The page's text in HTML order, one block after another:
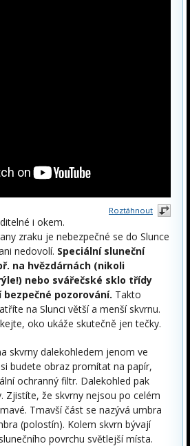
Roztáhnout
i okem.
zraku je nebezpečné se do Slunce
nedovolí. Speciální sluneční
na hvězdárnách (nikoli
nebo svářečské sklo třídy
bezpečné pozorování. Takto
na Slunci větší a menší skvrnu.
oko ukáže skutečně jen tečky.
skvrny dalekohledem jenom ve
budete obraz promítat na papír,
ochranný filtr. Dalekohled pak
Zjistíte, že skvrny nejsou po celém
Tmavší část se nazývá umbra
(polostín). Kolem skvrn bývají
povrchu světlejší místa.